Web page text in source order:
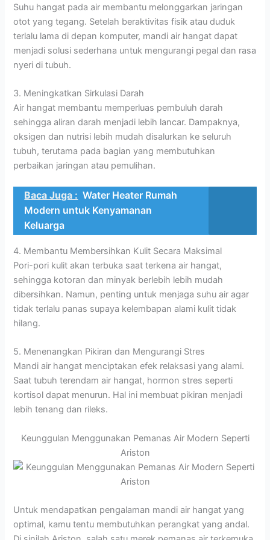
Suhu hangat pada air membantu melonggarkan jaringan
otot yang tegang. Setelah beraktivitas fisik atau duduk
terlalu lama di depan komputer, mandi air hangat dapat
menjadi solusi sederhana untuk mengurangi pegal dan rasa
nyeri di tubuh.
3. Meningkatkan Sirkulasi Darah
Air hangat membantu memperluas pembuluh darah
sehingga aliran darah menjadi lebih lancar. Dampaknya,
oksigen dan nutrisi lebih mudah disalurkan ke seluruh
tubuh, terutama pada bagian yang membutuhkan
perbaikan jaringan atau pemulihan.
Baca Juga : Water Heater Rumah
Modern untuk Kenyamanan
Keluarga
4. Membantu Membersihkan Kulit Secara Maksimal
Pori-pori kulit akan terbuka saat terkena air hangat,
sehingga kotoran dan minyak berlebih lebih mudah
dibersihkan. Namun, penting untuk menjaga suhu air agar
tidak terlalu panas supaya kelembapan alami kulit tidak
hilang.
5. Menenangkan Pikiran dan Mengurangi Stres
Mandi air hangat menciptakan efek relaksasi yang alami.
Saat tubuh terendam air hangat, hormon stres seperti
kortisol dapat menurun. Hal ini membuat pikiran menjadi
lebih tenang dan rileks.
Keunggulan Menggunakan Pemanas Air Modern Seperti
Ariston
Untuk mendapatkan pengalaman mandi air hangat yang
optimal, kamu tentu membutuhkan perangkat yang andal.